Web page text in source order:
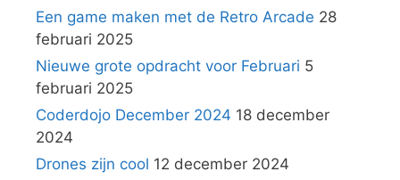
Een game maken met de Retro Arcade 28
februari 2025
Nieuwe grote opdracht voor Februari 5
februari 2025
Coderdojo December 2024 18 december
2024
Drones zijn cool 12 december 2024